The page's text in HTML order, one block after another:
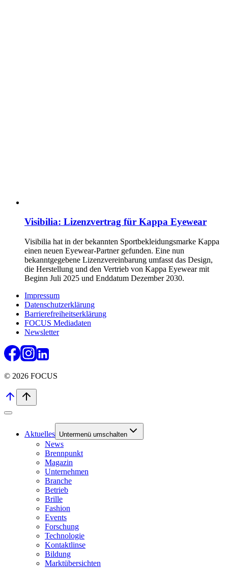
Visibilia: Lizenzvertrag für Kappa Eyewear
Visibilia hat in der bekannten Sportbekleidungsmarke Kappa
einen neuen Eyewear-Partner gefunden. Eine nun
bekanntgegebene Lizenzvereinbarung umfasst das Design,
die Herstellung und den Vertrieb von Kappa Eyewear mit
Beginn Juli 2025 und Enddatum Dezember 2030.
Impressum
Datenschutzerklärung
Barrierefreiheitserklärung
FOCUS Mediadaten
Newsletter
© 2026 FOCUS
Aktuelles Untermenü umschalten
News
Brennpunkt
Magazin
Unternehmen
Branche
Betrieb
Brille
Fashion
Events
Forschung
Technologie
Kontaktlinse
Bildung
Marktübersichten